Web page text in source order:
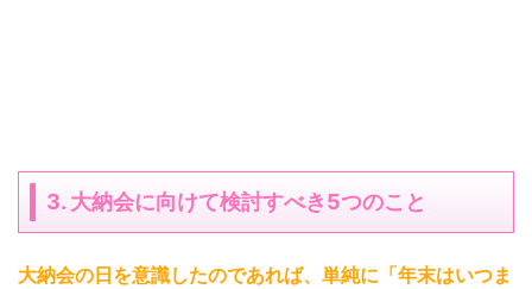
3. 大納会に向けて検討すべき5つのこと
大納会の日を意識したのであれば、単純に「年末はいつま